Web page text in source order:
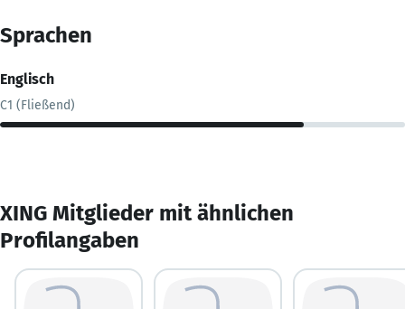
Sprachen
Englisch
C1 (Fließend)
XING Mitglieder mit ähnlichen
Profilangaben